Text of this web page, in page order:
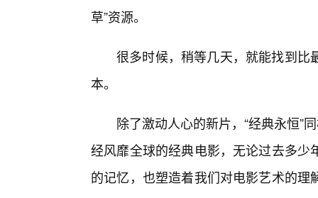
草”资源。
很多时候，稍等几天，就能找到比
本。
除了激动人心的新片，“经典永恒”
经风靡全球的经典电影，无论过去多
的记忆，也塑造着我们对电影艺术的